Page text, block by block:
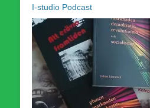
I-studio Podcast